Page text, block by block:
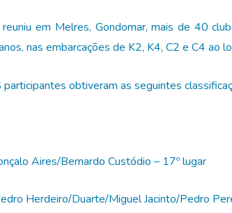
em Melres, Gondomar, mais de 40
nas embarcações de K2, K4, C2 e C4
obtiveram as seguintes
Aires/Bernardo Custódio – 17º lugar
Herdeiro/Duarte/Miguel Jacinto/Pedro